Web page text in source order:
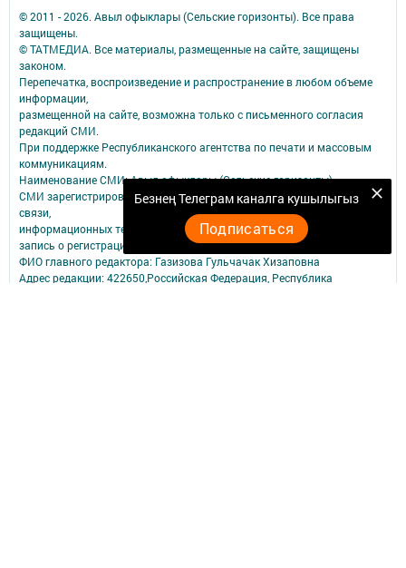
Безнең Телеграм каналга кушылыгыз
Подписаться
© 2011 - 2026. Авыл офыклары (Сельские горизонты). Все права
защищены.
© ТАТМЕДИА. Все материалы, размещенные на сайте, защищены
законом.
Перепечатка, воспроизведение и распространение в любом объеме
информации,
размещенной на сайте, возможна только с письменного согласия
редакций СМИ.
При поддержке Республиканского агентства по печати и массовым
коммуникациям.
Наименование СМИ: Авыл офыклары (Сельские горизонты)
СМИ зарегистрировано Федеральной службой по надзору в сфере
связи,
информационных технологий и массовых коммуникаций
запись о регистрации СМИ ЭЛ № ФС 77 - 90151 от 07.10.2025
ФИО главного редактора: Газизова Гульчачак Хизаповна
Адрес редакции: 422650,Российская Федерация, Республика